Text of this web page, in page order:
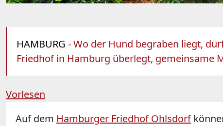
HAMBURG - Wo der Hund begraben liegt,
Friedhof in Hamburg überlegt, gemeinsame
Vorlesen
Auf dem Hamburger Friedhof Ohlsdorf